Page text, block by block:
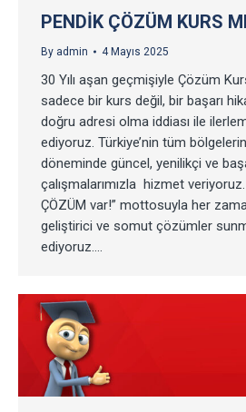
PENDIK ÇÖZÜM KURS
By admin 4 Mayıs 2025
30 Yılı aşan geçmişiyle Çözüm
sadece bir kurs değil, bir başarı
doğru adresi olma iddiası ile
ediyoruz. Türkiye’nin tüm
döneminde güncel, yenilikçi ve
çalışmalarımızla hizmet
ÇÖZÜM var!” mottosuyla her
geliştirici ve somut çözümler
ediyoruz.…